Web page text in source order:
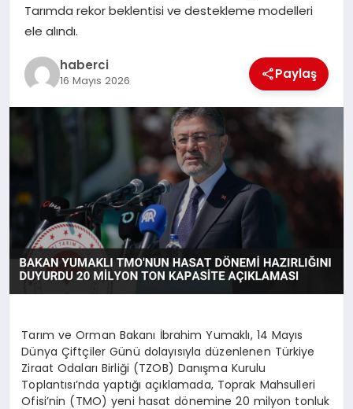
SPOR
TEKNOLOJI
Tarımda rekor beklentisi ve destekleme modelleri
ele alındı.
haberci
16 Mayıs 2026 Paylaş
Tarım ve Orman Bakanı İbrahim Yumaklı, 14 Mayıs
Dünya Çiftçiler Günü dolayısıyla düzenlenen Türkiye
Ziraat Odaları Birliği (TZOB) Danışma Kurulu
Toplantısı’nda yaptığı açıklamada, Toprak Mahsulleri
Ofisi’nin (TMO) yeni hasat dönemine 20 milyon tonluk